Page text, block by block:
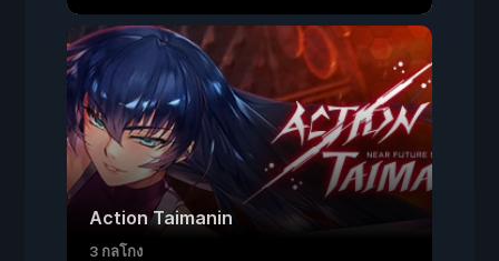
Action Taimanin
3 กลโกง